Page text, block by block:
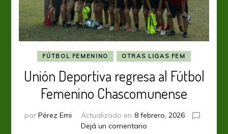
FÚTBOL FEMENINO OTRAS LIGAS FEM
Unión Deportiva regresa al Fútbol
Femenino Chascomunense
por Pérez Emi Actualizado en 8 febrero, 2026
Dejá un comentario